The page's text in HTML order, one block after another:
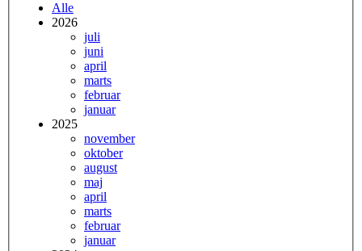
Alle
2026
juli
juni
april
marts
februar
januar
2025
november
oktober
august
maj
april
marts
februar
januar